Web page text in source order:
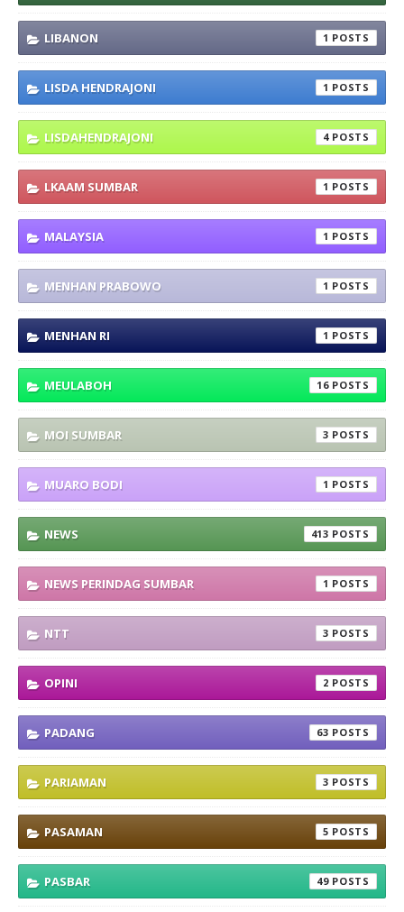
LIBANON 1
LISDA HENDRAJONI 1
LISDAHENDRAJONI 4
LKAAM SUMBAR 1
MALAYSIA 1
MENHAN PRABOWO 1
MENHAN RI 1
MEULABOH 16
MOI SUMBAR 3
MUARO BODI 1
NEWS 413
NEWS PERINDAG SUMBAR 1
NTT 3
OPINI 2
PADANG 63
PARIAMAN 3
PASAMAN 5
PASBAR 49